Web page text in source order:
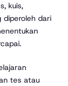
kuis,
diperoleh dari
tes atau